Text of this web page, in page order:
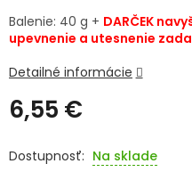
Prihlásenie
6,55 €
cena:
Na sklade
Balenie: 40 g + DARČEK
upevnenie a utesnenie
Detailné informácie